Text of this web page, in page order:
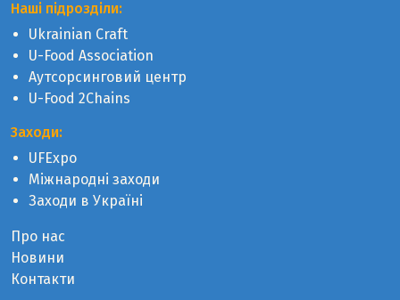
Наші підрозділи:
Ukrainian Craft
U-Food Association
Аутсорсинговий центр
U-Food 2Chains
Заходи:
UFExpo
Міжнародні заходи
Заходи в Україні
Про нас
Новини
Контакти